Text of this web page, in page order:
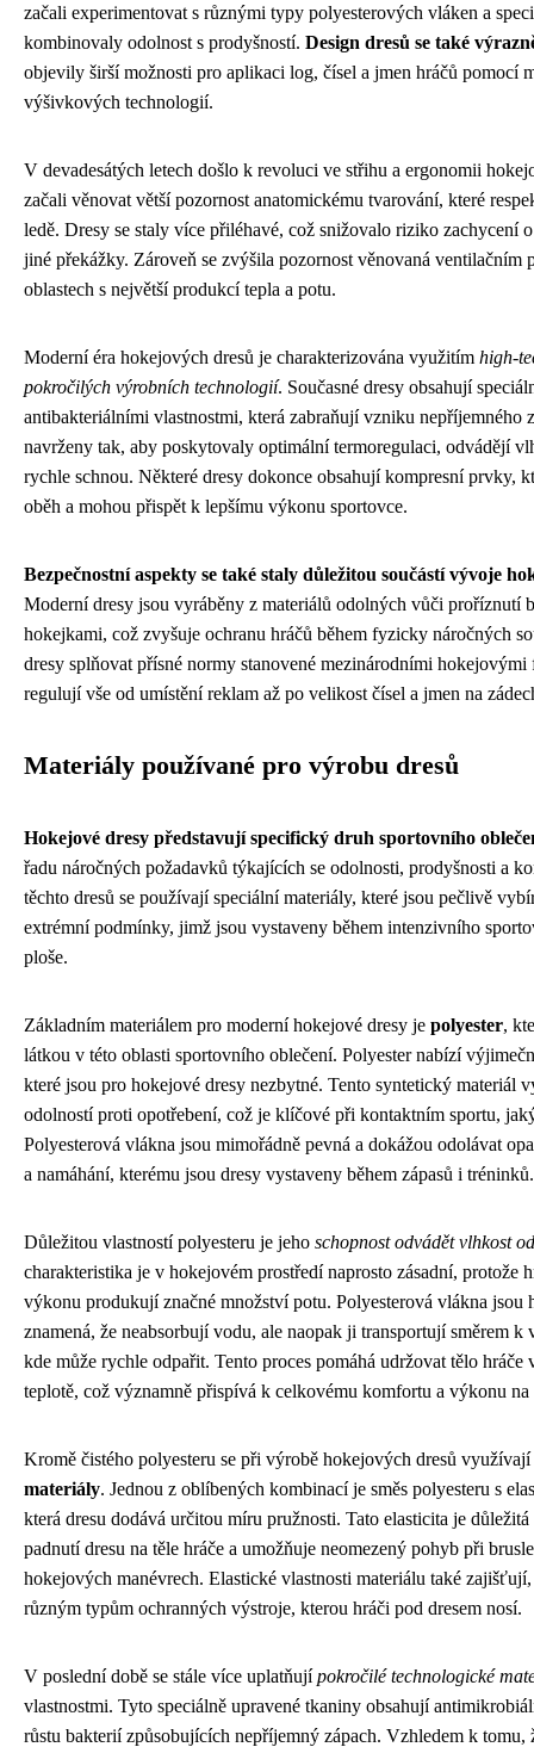
začali experimentovat s různými typy polyesterových vláken a
kombinovaly odolnost s prodyšností. Design dresů se také
objevily širší možnosti pro aplikaci log, čísel a jmen hráčů pomocí
výšivkových technologií.
V devadesátých letech došlo k revoluci ve střihu a ergonomii
začali věnovat větší pozornost anatomickému tvarování, které
ledě. Dresy se staly více přiléhavé, což snižovalo riziko zachycení
jiné překážky. Zároveň se zvýšila pozornost věnovaná ventilačním
oblastech s největší produkcí tepla a potu.
Moderní éra hokejových dresů je charakterizována využitím high-
pokročilých výrobních technologií. Současné dresy obsahují
antibakteriálními vlastnostmi, která zabraňují vzniku nepříjemného
navrženy tak, aby poskytovaly optimální termoregulaci, odvádějí
rychle schnou. Některé dresy dokonce obsahují kompresní prvky,
oběh a mohou přispět k lepšímu výkonu sportovce.
Bezpečnostní aspekty se také staly důležitou součástí vývoje
Moderní dresy jsou vyráběny z materiálů odolných vůči proříznutí
hokejkami, což zvyšuje ochranu hráčů během fyzicky náročných
dresy splňovat přísné normy stanovené mezinárodními hokejovými
regulují vše od umístění reklam až po velikost čísel a jmen na
Materiály používané pro výrobu dresů
Hokejové dresy představují specifický druh sportovního
řadu náročných požadavků týkajících se odolnosti, prodyšnosti a
těchto dresů se používají speciální materiály, které jsou pečlivě
extrémní podmínky, jimž jsou vystaveny během intenzivního
ploše.
Základním materiálem pro moderní hokejové dresy je polyester,
látkou v této oblasti sportovního oblečení. Polyester nabízí
které jsou pro hokejové dresy nezbytné. Tento syntetický materiál
odolností proti opotřebení, což je klíčové při kontaktním sportu,
Polyesterová vlákna jsou mimořádně pevná a dokážou odolávat
a namáhání, kterému jsou dresy vystaveny během zápasů i tréninků.
Důležitou vlastností polyesteru je jeho schopnost odvádět vlhkost
charakteristika je v hokejovém prostředí naprosto zásadní, protože
výkonu produkují značné množství potu. Polyesterová vlákna jsou
znamená, že neabsorbují vodu, ale naopak ji transportují směrem k
kde může rychle odpařit. Tento proces pomáhá udržovat tělo hráče
teplotě, což významně přispívá k celkovému komfortu a výkonu na
Kromě čistého polyesteru se při výrobě hokejových dresů
materiály. Jednou z oblíbených kombinací je směs polyesteru s
která dresu dodává určitou míru pružnosti. Tato elasticita je
padnutí dresu na těle hráče a umožňuje neomezený pohyb při
hokejových manévrech. Elastické vlastnosti materiálu také
různým typům ochranných výstroje, kterou hráči pod dresem nosí.
V poslední době se stále více uplatňujípokročilé technologické
vlastnostmi. Tyto speciálně upravené tkaniny obsahují
růstu bakterií způsobujících nepříjemný zápach. Vzhledem k tomu,